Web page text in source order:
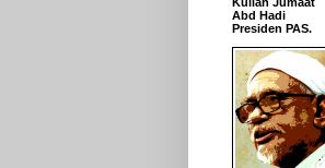
Abd Hadi
Presiden PAS.